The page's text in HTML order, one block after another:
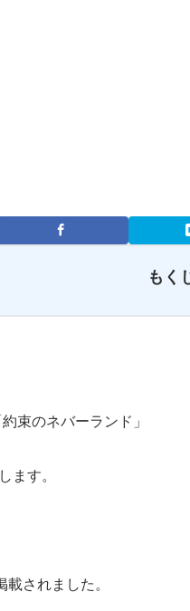
もく
束のネバーランド」
ます。
されました。